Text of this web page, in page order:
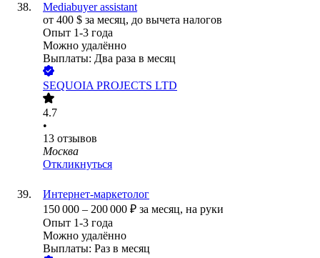
Mediabuyer assistant
от 400 $ за месяц, до вычета налогов
Опыт 1-3 года
Можно удалённо
Выплаты: Два раза в месяц
SEQUOIA PROJECTS LTD
4.7
•
13 отзывов
Москва
Откликнуться
Интернет-маркетолог
150 000 – 200 000 ₽ за месяц, на руки
Опыт 1-3 года
Можно удалённо
Выплаты: Раз в месяц